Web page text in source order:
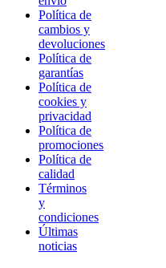
Política de
cambios y
devoluciones
Política de
garantías
Política de
cookies y
privacidad
Política de
promociones
Política de
calidad
Términos
y
condiciones
Últimas
noticias